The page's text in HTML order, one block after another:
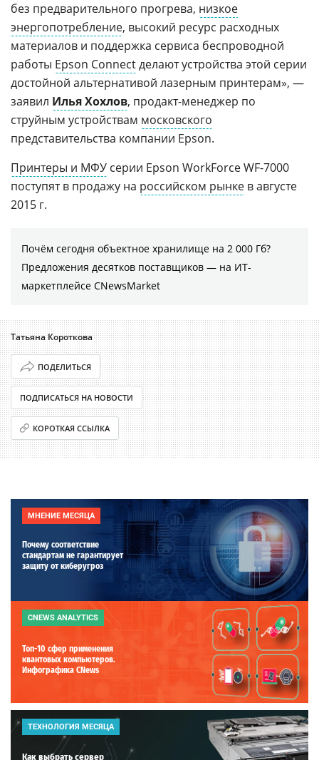
без предварительного прогрева, низкое
энергопотребление, высокий ресурс расходных
материалов и поддержка сервиса беспроводной
работы Epson Connectделают устройства этой серии
достойной альтернативой лазерным принтерам», —
заявил Илья Хохлов, продакт-менеджер по
струйным устройствам московского
представительства компании Epson.
Принтеры и МФУ серии Epson WorkForce WF-7000
поступят в продажу на российском рынке в августе
2015 г.
Почём сегодня объектное хранилище на 2 000 Гб?
Предложения десятков поставщиков ― на ИТ-
маркетплейсе CNewsMarket
Татьяна Короткова
ПОДЕЛИТЬСЯ
ПОДПИСАТЬСЯ НА НОВОСТИ
КОРОТКАЯ ССЫЛКА
МНЕНИЕ МЕСЯЦА
Почему соответствие
стандартам не гарантирует
защиту от киберугроз
CNEWS ANALYTICS
Топ-10 сфер применения
квантовых компьютеров.
Инфографика CNews
ТЕХНОЛОГИЯ МЕСЯЦА
Как выбрать сервер